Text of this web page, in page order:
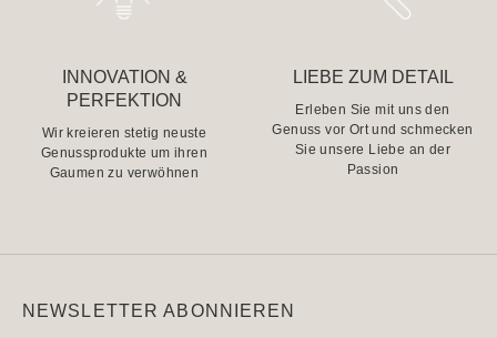
INNOVATION &
PERFEKTION
Wir kreieren stetig neuste
Genussprodukte um ihren
Gaumen zu verwöhnen
LIEBE ZUM DETAIL
Erleben Sie mit uns den
Genuss vor Ort und schmecken
Sie unsere Liebe an der
Passion
NEWSLETTER ABONNIEREN